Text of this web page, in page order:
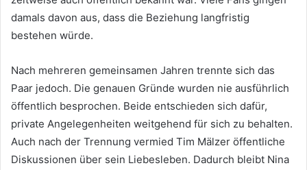
damals davon aus, dass die Beziehung langfristig
bestehen würde.
Nach mehreren gemeinsamen Jahren trennte sich das
Paar jedoch. Die genauen Gründe wurden nie ausführlich
öffentlich besprochen. Beide entschieden sich dafür,
private Angelegenheiten weitgehend für sich zu behalten.
Auch nach der Trennung vermied Tim Mälzer öffentliche
Diskussionen über sein Liebesleben. Dadurch bleibt Nina